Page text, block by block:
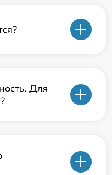
Для